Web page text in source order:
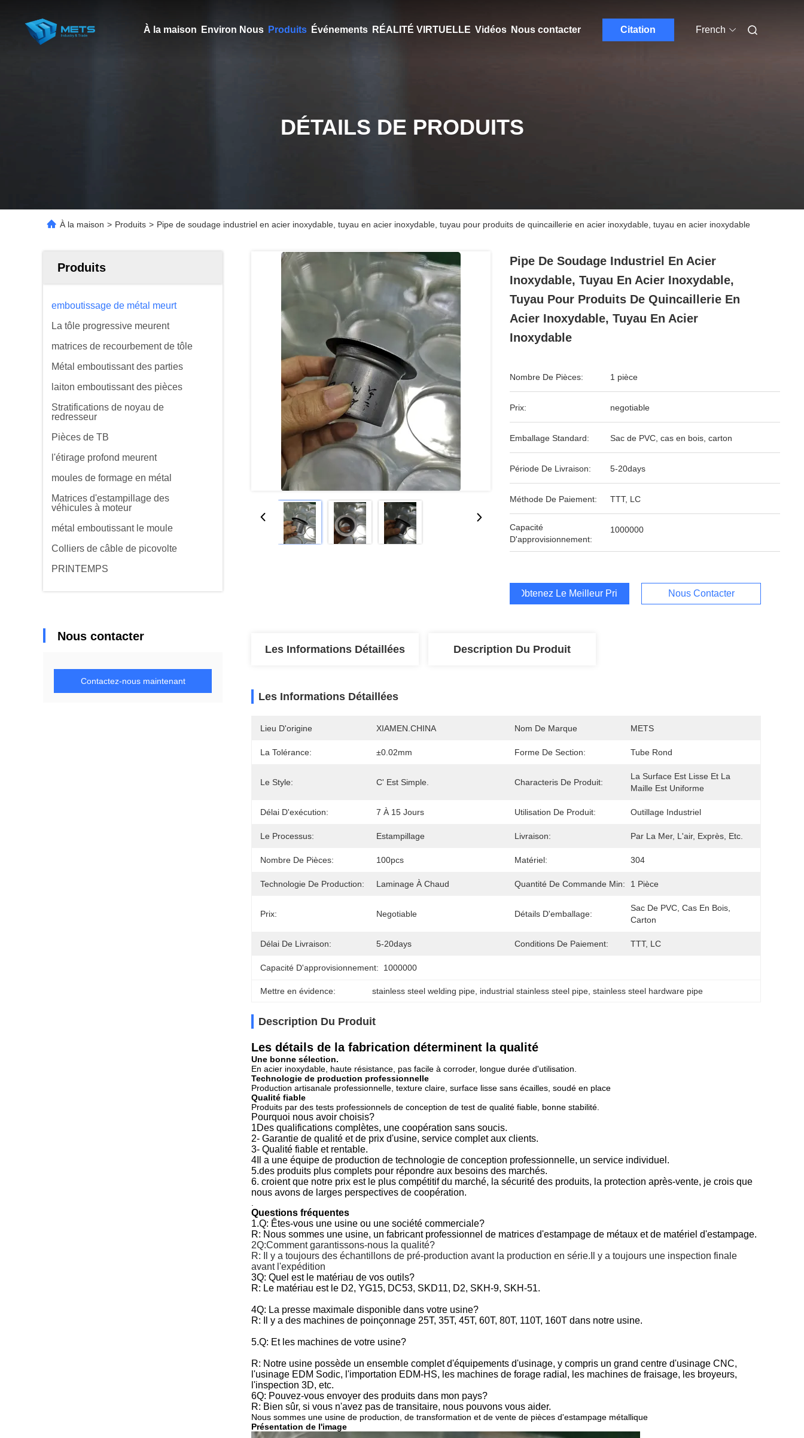
À la maison Environ Nous Produits Événements RÉALITÉ VIRTUELLE Vidéos Nous contacter Citation French
DÉTAILS DE PRODUITS
À la maison > Produits > Pipe de soudage industriel en acier inoxydable, tuyau en acier inoxydable, tuyau pour produits de quincaillerie en acier inoxydable, tuyau en acier inoxydable
Produits
emboutissage de métal meurt
La tôle progressive meurent
matrices de recourbement de tôle
Métal emboutissant des parties
laiton emboutissant des pièces
Stratifications de noyau de
redresseur
Pièces de TB
l'étirage profond meurent
moules de formage en métal
Matrices d'estampillage des
véhicules à moteur
métal emboutissant le moule
Colliers de câble de picovolte
PRINTEMPS
Nous contacter
Contactez-nous maintenant
Pipe De Soudage Industriel En Acier
Inoxydable, Tuyau En Acier Inoxydable,
Tuyau Pour Produits De Quincaillerie En
Acier Inoxydable, Tuyau En Acier
Inoxydable
Nombre De Pièces: 1 pièce
Prix: negotiable
Emballage Standard: Sac de PVC, cas en bois, carton
Période De Livraison: 5-20days
Méthode De Paiement: TTT, LC
Capacité
D'approvisionnement:
1000000
Obtenez Le Meilleur Prix Nous Contacter
Les Informations Détaillées Description Du Produit
Les Informations Détaillées
Lieu D'origine XIAMEN.CHINA Nom De Marque METS
La Tolérance: ±0.02mm Forme De Section: Tube Rond
Le Style: C' Est Simple. Characteris De Produit:
La Surface Est Lisse Et La
Maille Est Uniforme
Délai D'exécution: 7 À 15 Jours Utilisation De Produit: Outillage Industriel
Le Processus: Estampillage Livraison: Par La Mer, L'air, Exprès, Etc.
Nombre De Pièces: 100pcs Matériel: 304
Technologie De Production: Laminage À Chaud Quantité De Commande Min: 1 Pièce
Prix: Negotiable Détails D'emballage:
Sac De PVC, Cas En Bois,
Carton
Délai De Livraison: 5-20days Conditions De Paiement: TTT, LC
Capacité D'approvisionnement: 1000000
Mettre en évidence: stainless steel welding pipe industrial stainless steel pipe , stainless steel hardware pipe
Description Du Produit
Les détails de la fabrication déterminent la qualité
Une bonne sélection.
En acier inoxydable, haute résistance, pas facile à corroder, longue durée d'utilisation.
Technologie de production professionnelle
Production artisanale professionnelle, texture claire, surface lisse sans écailles, soudé en place
Qualité fiable
Produits par des tests professionnels de conception de test de qualité fiable, bonne stabilité.
Pourquoi nous avoir choisis?
1Des qualifications complètes, une coopération sans soucis.
2- Garantie de qualité et de prix d'usine, service complet aux clients.
3- Qualité fiable et rentable.
4Il a une équipe de production de technologie de conception professionnelle, un service individuel.
5.des produits plus complets pour répondre aux besoins des marchés.
6. croient que notre prix est le plus compétitif du marché, la sécurité des produits, la protection après-vente, je crois que
nous avons de larges perspectives de coopération.
Questions fréquentes
1.Q: Êtes-vous une usine ou une société commerciale?
R: Nous sommes une usine, un fabricant professionnel de matrices d'estampage de métaux et de matériel d'estampage.
2Q:Comment garantissons-nous la qualité?
R: Il y a toujours des échantillons de pré-production avant la production en série. Il y a toujours une inspection finale
avant l'expédition
3Q: Quel est le matériau de vos outils?
R: Le matériau est le D2, YG15, DC53, SKD11, D2, SKH-9, SKH-51.
4Q: La presse maximale disponible dans votre usine?
R: Il y a des machines de poinçonnage 25T, 35T, 45T, 60T, 80T, 110T, 160T dans notre usine.
5.Q: Et les machines de votre usine?
R: Notre usine possède un ensemble complet d'équipements d'usinage, y compris un grand centre d'usinage CNC,
l'usinage EDM Sodic, l'importation EDM-HS, les machines de forage radial, les machines de fraisage, les broyeurs,
l'inspection 3D, etc.
6Q: Pouvez-vous envoyer des produits dans mon pays?
R: Bien sûr, si vous n'avez pas de transitaire, nous pouvons vous aider.
Nous sommes une usine de production, de transformation et de vente de pièces d'estampage métallique
Présentation de l'image